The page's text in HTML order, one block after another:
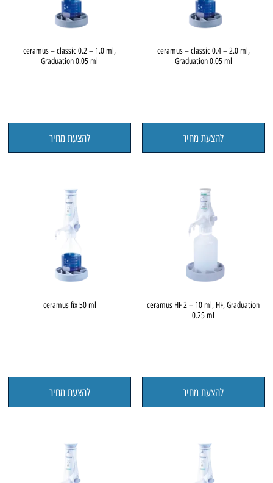
ceramus – classic 0.4 – 2.0 ml,
Graduation 0.05 ml
להצעת מחיר
ceramus – classic 0.2 – 1.0 ml,
Graduation 0.05 ml
להצעת מחיר
ceramus HF 2 – 10 ml, HF, Graduation
0.25 ml
להצעת מחיר
ceramus fix 50 ml
להצעת מחיר